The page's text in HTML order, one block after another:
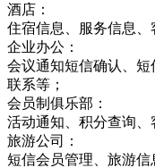
酒店：
住宿信息、服务信息、
企业办公：
会议通知短信确认、
联系等；
会员制俱乐部：
活动通知、积分查询、
旅游公司：
短信会员管理、旅游